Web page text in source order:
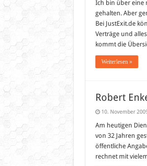
Ich bin über eine
gehalten. Aber
Bei JustExit.de
Verträge und
kommt die
Weiterlesen »
Robert
10. November
Am heutigen
von 32 Jahren
öffentliche
rechnet mit